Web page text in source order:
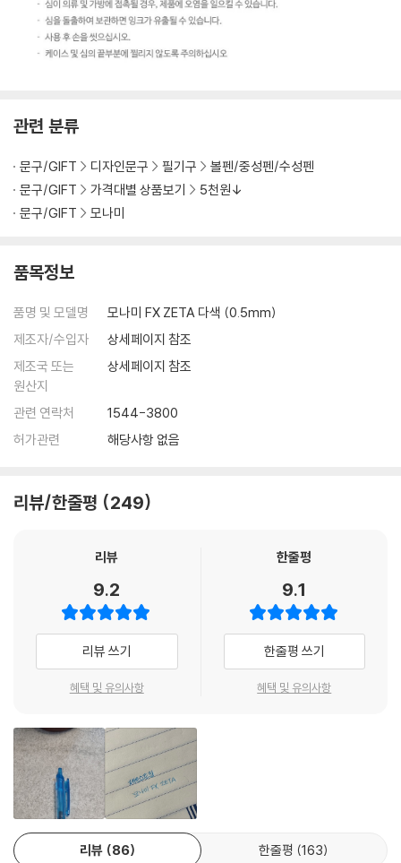
관련 분류
문구/GIFT 디자인문구 필기구
볼펜/중성펜/수성펜
문구/GIFT
가격대별 상품보기
5천원↓
문구/GIFT
모나미
품목정보
품명 및 모델명
모나미 FX ZETA 다색 (0.5mm)
제조자/수입자
상세페이지 참조
제조국 또는
원산지
상세페이지 참조
관련 연락처
1544-3800
허가관련
해당사항 없음
리뷰/한줄평 249
리뷰
9.2
리뷰 쓰기
혜택 및 유의사항
한줄평
9.1
한줄평 쓰기
혜택 및 유의사항
리뷰 86 한줄평 163